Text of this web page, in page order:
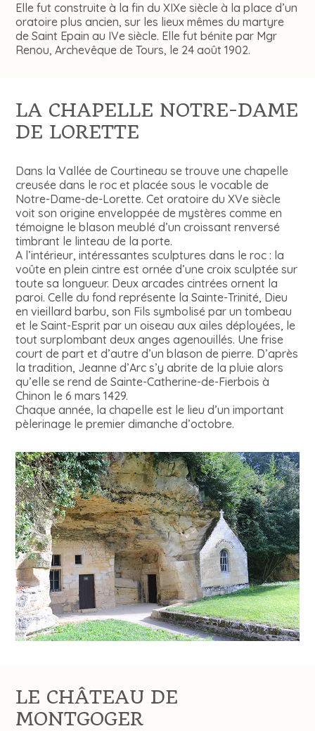
Elle fut construite à la fin du XIXe siècle à la place d’un
oratoire plus ancien, sur les lieux mêmes du martyre
de Saint Epain au IVe siècle. Elle fut bénite par Mgr
Renou, Archevêque de Tours, le 24 août 1902.
LA CHAPELLE NOTRE-DAME
DE LORETTE
Dans la Vallée de Courtineau se trouve une chapelle
creusée dans le roc et placée sous le vocable de
Notre-Dame-de-Lorette. Cet oratoire du XVe siècle
voit son origine enveloppée de mystères comme en
témoigne le blason meublé d’un croissant renversé
timbrant le linteau de la porte.
A l’intérieur, intéressantes sculptures dans le roc : la
voûte en plein cintre est ornée d’une croix sculptée sur
toute sa longueur. Deux arcades cintrées ornent la
paroi. Celle du fond représente la Sainte-Trinité, Dieu
en vieillard barbu, son Fils symbolisé par un tombeau
et le Saint-Esprit par un oiseau aux ailes déployées, le
tout surplombant deux anges agenouillés. Une frise
court de part et d’autre d’un blason de pierre. D’après
la tradition, Jeanne d’Arc s’y abrite de la pluie alors
qu’elle se rend de Sainte-Catherine-de-Fierbois à
Chinon le 6 mars 1429.
Chaque année, la chapelle est le lieu d’un important
pèlerinage le premier dimanche d’octobre.
LE CHÂTEAU DE
MONTGOGER